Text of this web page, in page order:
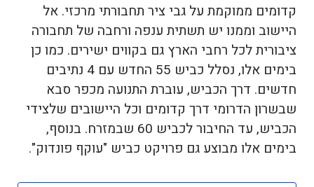
קדומים ממוקמת על גבי ציר תחבורתי מרכזי. אל
היישוב וממנו יש תשתית ענפה ורחבה של תחבורה
ציבורית לכל רחבי הארץ גם בקווים ישירים. כמו כן
בימים אלו, נסלל כביש 55 החדש עם 4 נתיבים
חדשים. דרך הכביש, עוברת התנועה מכפר סבא
שבשרון הדרומי דרך קדומים וכל היישובים שלצידי
הכביש, עד החיבור לכביש 60 שבמזרח. בנוסף,
בימים אלו מבוצע גם פרויקט כביש "עוקף פונדוק".